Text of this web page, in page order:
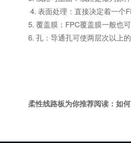
4. 表面处理：直接决定着一个
5. 覆盖膜：FPC覆盖膜一般也
6. 孔：导通孔可使两层次以上的
柔性线路板为你推荐阅读： 如